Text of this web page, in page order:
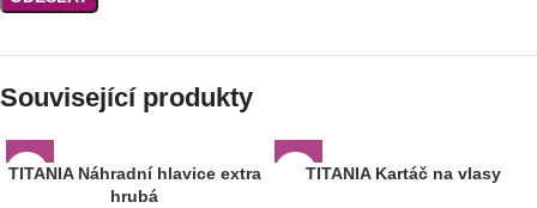
Související produkty
TITANIA Náhradní hlavice extra
hrubá
TITANIA Kartáč na vlasy